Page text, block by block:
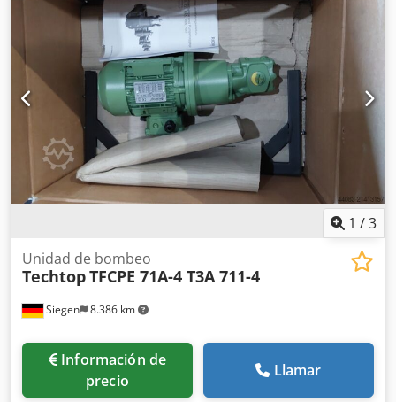
1 /3
Siegen 8.386 km
Unidad de bombeo
TechtopTFCPE 71A-4 T3A 711-4
Información de
precio
Llamar